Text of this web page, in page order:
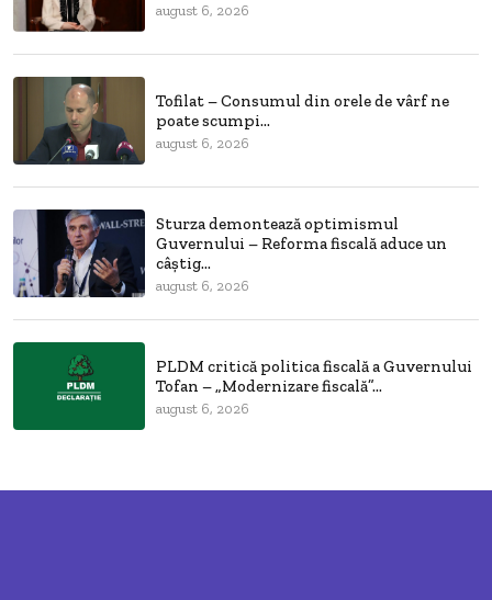
august 6, 2026
Tofilat – Consumul din orele de vârf ne
poate scumpi...
august 6, 2026
Sturza demontează optimismul
Guvernului – Reforma fiscală aduce un
câștig...
august 6, 2026
PLDM critică politica fiscală a Guvernului
Tofan – „Modernizare fiscală”...
august 6, 2026